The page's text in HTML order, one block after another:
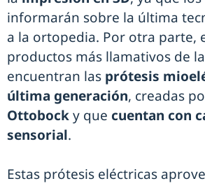
informarán sobre la última
a la ortopedia. Por otra parte,
productos más llamativos de
encuentran las prótesis
última generación, creadas
Ottobocky que cuentan con
sensorial.
Estas prótesis eléctricas